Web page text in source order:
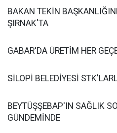
BAKAN TEKİN
ŞIRNAK'TA
GABAR'DA ÜRETİM HER
SİLOPİ BELEDİYESİ
BEYTÜŞŞEBAP'IN SAĞLIK
GÜNDEMİNDE